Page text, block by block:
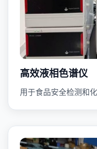
高效液相色谱仪
用于食品安全检测和